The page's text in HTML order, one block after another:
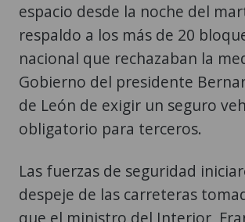
espacio desde la noche del
respaldo a los más de 20
nacional que rechazaban la
Gobierno del presidente
de León de exigir un seguro
obligatorio para terceros.
Las fuerzas de seguridad
despeje de las carreteras